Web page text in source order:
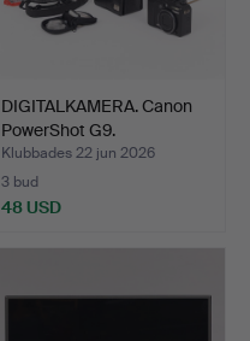
DIGITALKAMERA. Canon
PowerShot G9.
Klubbades 22 jun 2026
3 bud
48 USD